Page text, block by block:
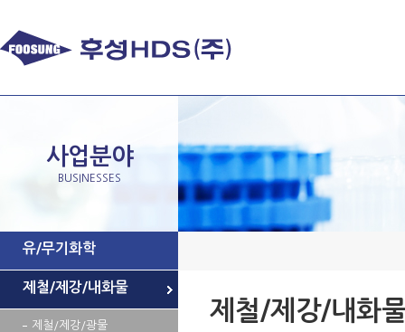
사업분야
BUSINESSES
유/무기화학
제철/제강/내화물
제철/제강/광물
제철/제강/내화